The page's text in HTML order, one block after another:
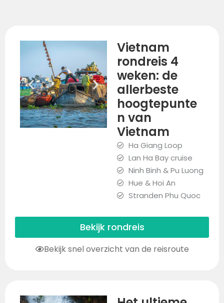
Vietnam
rondreis 4
weken: de
allerbeste
hoogtepunte
n van
Vietnam
Ha Giang Loop
Lan Ha Bay cruise
Ninh Binh & Pu Luong
Hue & Hoi An
Stranden Phu Quoc
Bekijk rondreis
Bekijk snel overzicht van de reisroute